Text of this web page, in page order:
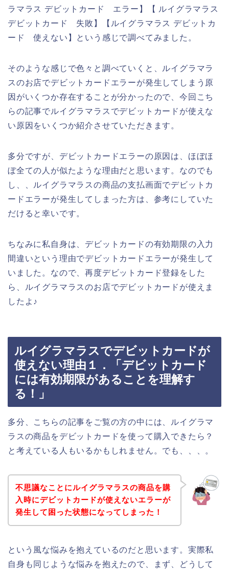
ラマラス デビットカード エラー】【 ルイグラマラス
デビットカード 失敗】【ルイグラマラス デビットカ
ード 使えない】という感じで調べてみました。
そのような感じで色々と調べていくと、ルイグラマラ
スのお店でデビットカードエラーが発生してしまう原
因がいくつか存在することが分かったので、今回こち
らの記事でルイグラマラスでデビットカードが使えな
い原因をいくつか紹介させていただきます。
多分ですが、デビットカードエラーの原因は、ほぼほ
ぼ全ての人が似たような理由だと思います。なのでも
し、、ルイグラマラスの商品の支払画面でデビットカ
ードエラーが発生してしまった方は、参考にしていた
だけると幸いです。
ちなみに私自身は、デビットカードの有効期限の入力
間違いという理由でデビットカードエラーが発生して
いました。なので、再度デビットカード登録をした
ら、ルイグラマラスのお店でデビットカードが使えま
したよ♪
ルイグラマラスでデビットカードが
使えない理由１．「デビットカード
には有効期限があることを理解す
る！」
多分、こちらの記事をご覧の方の中には、ルイグラマ
ラスの商品をデビットカードを使って購入できたら？
と考えている人もいるかもしれません。でも、、、。
不思議なことにルイグラマラスの商品を購
入時にデビットカードが使えないエラーが
発生して困った状態になってしまった！
という風な悩みを抱えているのだと思います。実際私
自身も同じような悩みを抱えたので、まず、どうして